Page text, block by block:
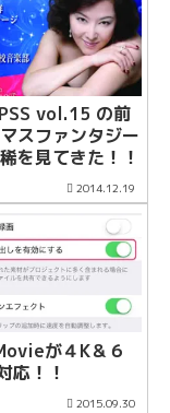
vol.15 の前
スファンタジー
を見てきた！！
2014.12.19
が４K＆６
応！！
2015.09.30